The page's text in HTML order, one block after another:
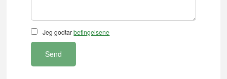
Jeg godtarbetingelsene
Send